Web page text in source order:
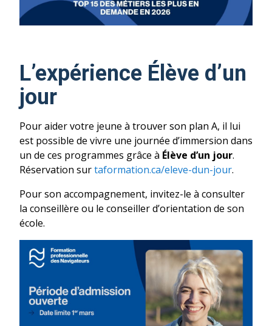
L’expérience Élève d’un
jour
Pour aider votre jeune à trouver son plan A, il lui
est possible de vivre une journée d’immersion dans
un de ces programmes grâce à Élève d’un jour.
Réservation surtaformation.ca/eleve-dun-jour.
Pour son accompagnement, invitez-le à consulter
la conseillère ou le conseiller d’orientation de son
école.